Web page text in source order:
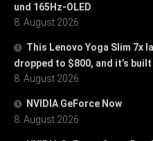
und 165Hz-OLED
8. August 2026
This Lenovo Yoga Slim 7x
dropped to $800, and it’s
8. August 2026
NVIDIA GeForce Now
8. August 2026